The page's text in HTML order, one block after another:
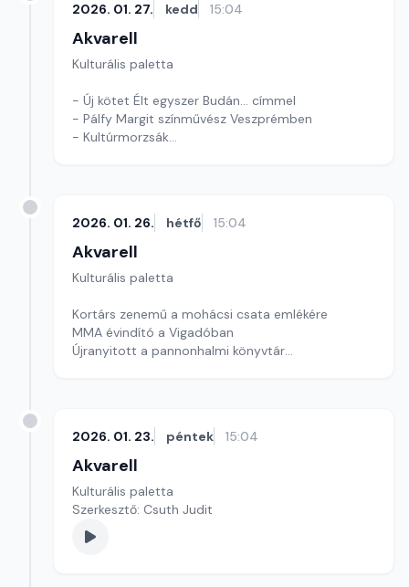
2026. 01. 27. kedd 15:04
Akvarell
Kulturális paletta
- Új kötet Élt egyszer Budán… címmel
- Pálfy Margit színművész Veszprémben
- Kultúrmorzsák
2026. 01. 26. hétfő 15:04
Akvarell
Kulturális paletta
Kortárs zenemű a mohácsi csata emlékére
MMA évindító a Vigadóban
Újranyitott a pannonhalmi könyvtár
2026. 01. 23. péntek 15:04
Akvarell
Kulturális paletta
Szerkesztő: Csuth Judit